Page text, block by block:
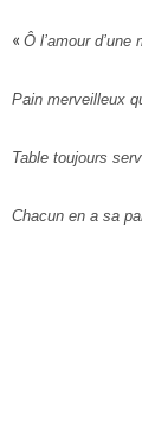
« Ô l’amour d’une
Pain merveilleux
Table toujours
Chacun en a sa